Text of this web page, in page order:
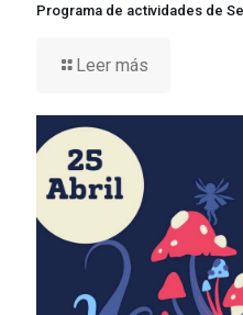
Programa de actividades de
Leer más